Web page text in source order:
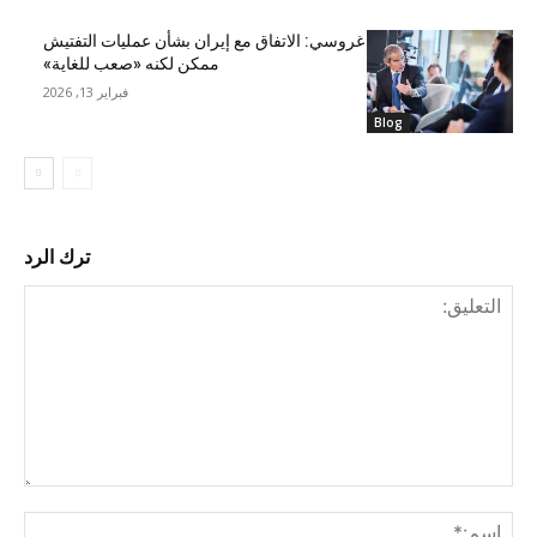
Blog
غروسي: الاتفاق مع إيران بشأن عمليات التفتيش
ممكن لكنه «صعب للغاية»
فبراير 13, 2026
ترك الرد